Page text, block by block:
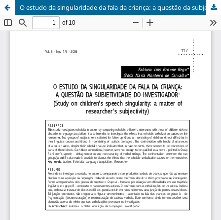
O estudo da singularidade da fala da criança: a questão da subjetividade do investigador